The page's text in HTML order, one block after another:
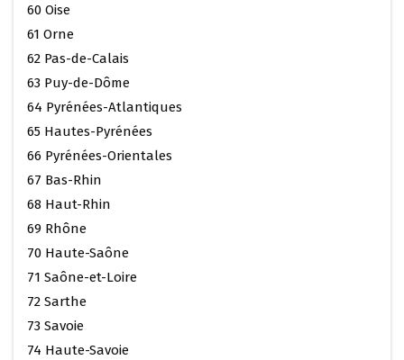
60 Oise
61 Orne
62 Pas-de-Calais
63 Puy-de-Dôme
64 Pyrénées-Atlantiques
65 Hautes-Pyrénées
66 Pyrénées-Orientales
67 Bas-Rhin
68 Haut-Rhin
69 Rhône
70 Haute-Saône
71 Saône-et-Loire
72 Sarthe
73 Savoie
74 Haute-Savoie